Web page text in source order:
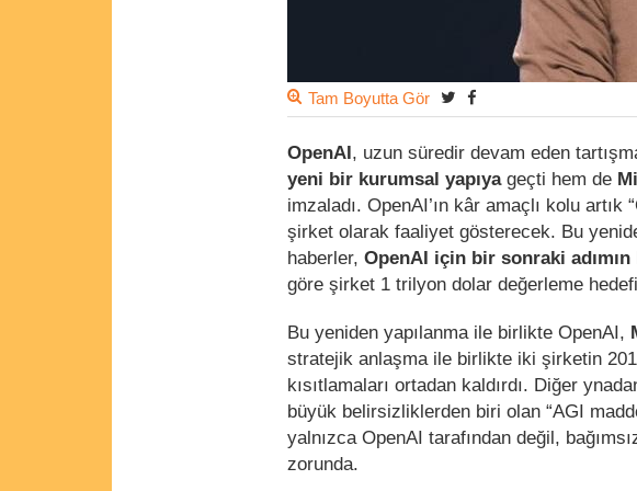
Tam Boyutta Gör
OpenAI, uzun süredir devam eden
yeni bir kurumsal yapıyageçti hem de
imzaladı. OpenAI’ın kâr amaçlı kolu
şirket olarak faaliyet gösterecek. Bu
haberler, OpenAI için bir sonraki adımın
göre şirket 1 trilyon dolar değerleme
Bu yeniden yapılanma ile birlikte OpenAI,
stratejik anlaşma ile birlikte iki şirketin
kısıtlamaları ortadan kaldırdı. Diğer
büyük belirsizliklerden biri olan “AGI
yalnızca OpenAI tarafından değil,
zorunda.